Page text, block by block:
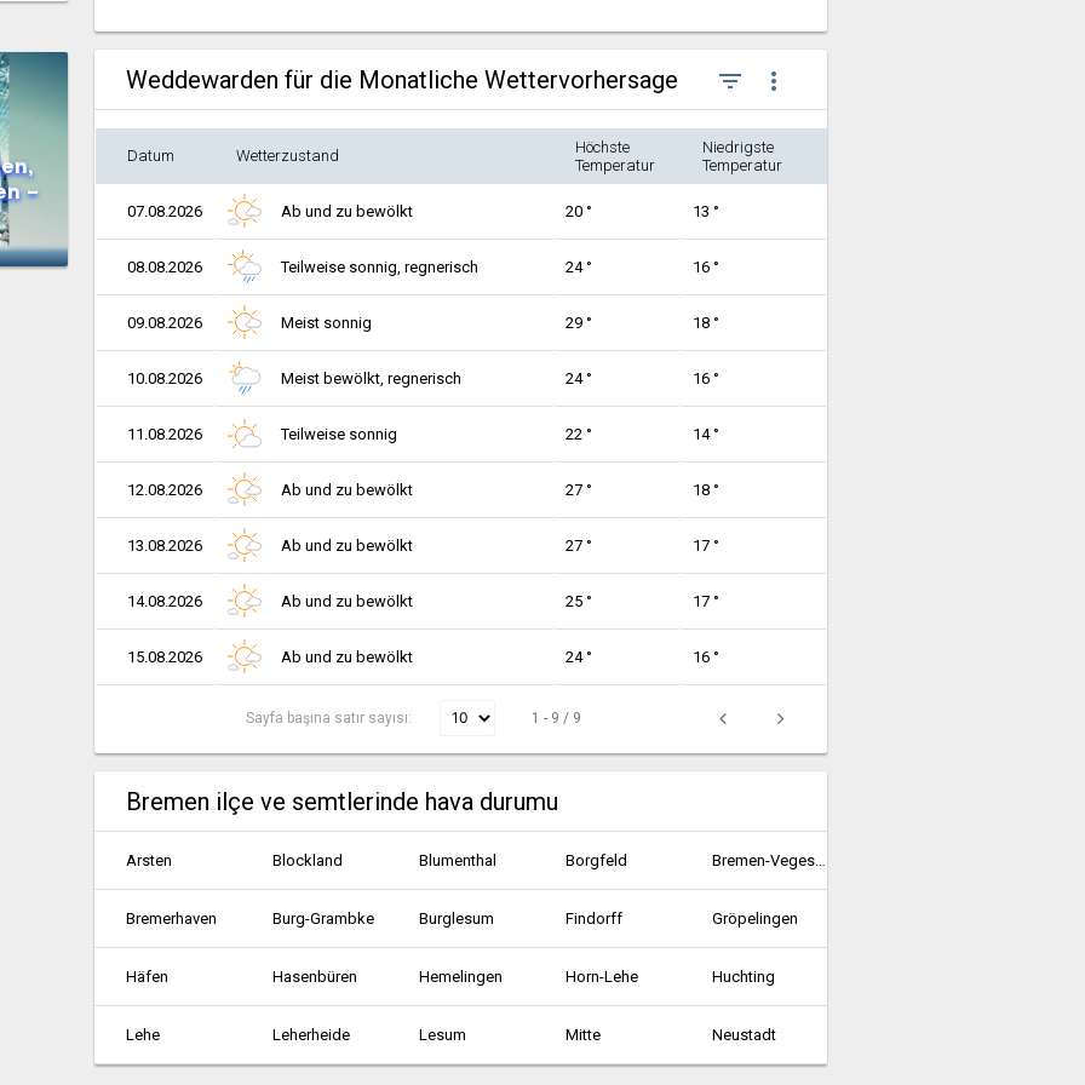
–
Weddewarden für die Monatliche Wettervorhersage filter_list more_vert
Datum Wetterzustand
Höchste
Temperatur
Niedrigste
Temperatur
07.08.2026 Ab und zu bewölkt 20 ° 13 °
08.08.2026 Teilweise sonnig, regnerisch 24 ° 16 °
09.08.2026 Meist sonnig 29 ° 18 °
10.08.2026 Meist bewölkt, regnerisch 24 ° 16 °
11.08.2026 Teilweise sonnig 22 ° 14 °
12.08.2026 Ab und zu bewölkt 27 ° 18 °
13.08.2026 Ab und zu bewölkt 27 ° 17 °
14.08.2026 Ab und zu bewölkt 25 ° 17 °
15.08.2026 Ab und zu bewölkt 24 ° 16 °
Sayfa başına satır sayısı: 1 - 9 / 9
Bremen ilçe ve semtlerinde hava durumu
Arsten Blockland Blumenthal Borgfeld Bremen-Vegesack
Bremerhaven Burg-Grambke Burglesum Findorff Gröpelingen
Häfen Hasenbüren Hemelingen Horn-Lehe Huchting
Lehe Leherheide Lesum Mitte Neustadt